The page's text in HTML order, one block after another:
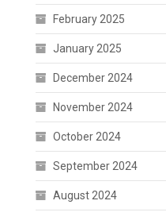
February 2025
January 2025
December 2024
November 2024
October 2024
September 2024
August 2024